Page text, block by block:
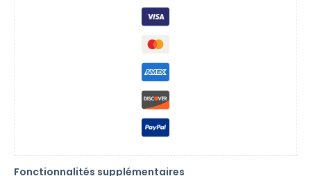
Fonctionnalités supplémentaires